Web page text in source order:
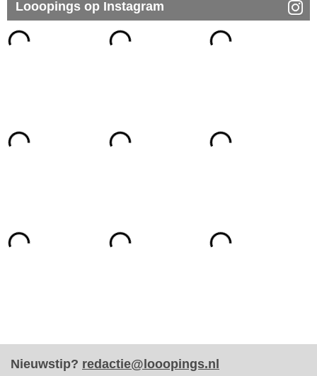
Looopings op Instagram
Nieuwstip? redactie@looopings.nl